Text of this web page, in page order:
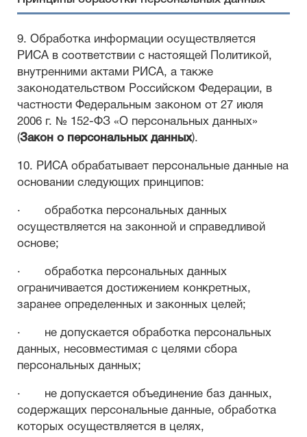
9. Обработка информации осуществляется
РИСА в соответствии с настоящей Политикой,
внутренними актами РИСА, а также
законодательством Российском Федерации, в
частности Федеральным законом от 27 июля
2006 г. № 152-ФЗ «О персональных данных»
(Закон о персональных данных).
10. РИСА обрабатывает персональные данные на
основании следующих принципов:
· обработка персональных данных
осуществляется на законной и справедливой
основе;
· обработка персональных данных
ограничивается достижением конкретных,
заранее определенных и законных целей;
· не допускается обработка персональных
данных, несовместимая с целями сбора
персональных данных;
· не допускается объединение баз данных,
содержащих персональные данные, обработка
которых осуществляется в целях,